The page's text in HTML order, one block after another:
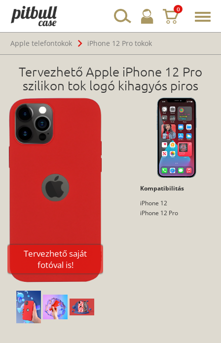
0
Apple telefontokok
iPhone 12 Pro tokok
Tervezhető Apple iPhone 12 Pro
szilikon tok logó kihagyós piros
Tervezhető saját
fotóval is!
Kompatibilitás
iPhone 12
iPhone 12 Pro